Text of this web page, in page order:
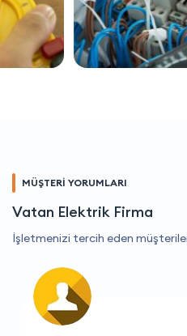
MÜŞTERİ YORUMLARI
Vatan Elektrik Firma
İşletmenizi tercih eden